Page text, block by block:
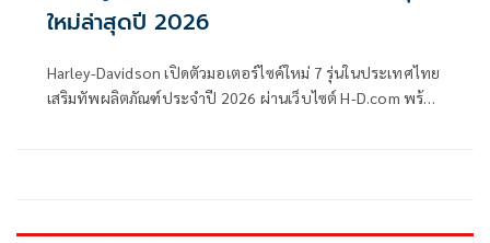
ใหม่ล่าสุดปี 2026
Harley-Davidson เปิดตัวมอเตอร์ไซค์ใหม่ 7 รุ่นในประเทศไทย
เสริมทัพผลิตภัณฑ์ประจำปี 2026 ผ่านเว็บไซต์ H-D.com พร้อม